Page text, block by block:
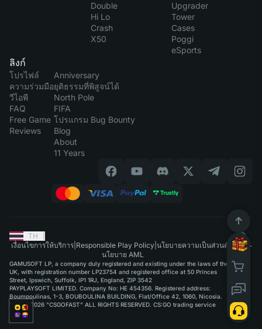
Double
Hi Lo
Crash
X50
Upgrader
Tower
Cases
Poggi
eSports
ลิงก์
โปรไฟล์
ความร่วมมือ
วีไอพี
FAQ
Free Game
Reviews
Anniversary
ยุติธรรมที่พิสูจน์ได้
North Pole
FIFA
โปรแกรม Bug Bounty
Blog
About
11 Years
TH
เงื่อนไขการให้บริการ| Responsible Play Policy| นโยบายความเป็นส่วนตัว|
นโยบาย AML
GAMUSOFT LP, a company duly registered and existing under the laws of the
UK, with registration number LP23754 and registered office at 50 Princes
Street, Ipswich, Suffolk, IP1 1RJ, England, ZIP 3542
PAYPLAYSOFT LIMITED. Company No: HE 454356. Registered address:
Boumpoulinas, 1-3, BOUBOULINA BUILDING, Flat/Office 42, 1060, Nicosia.
©2015-2026 "CSGOFAST" ALL RIGHTS RESERVED. CS:GO trading service